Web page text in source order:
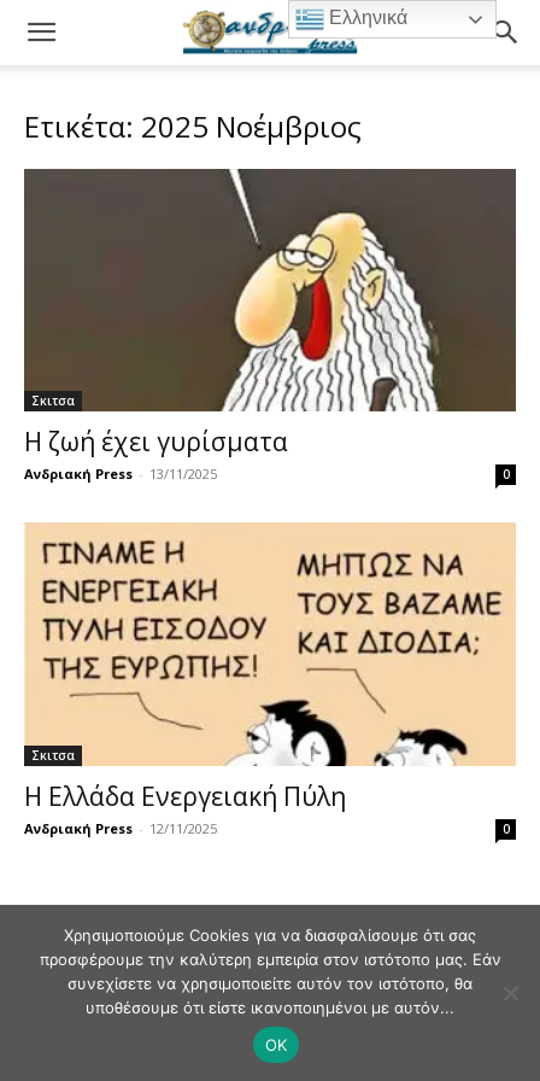
Ετικέτα: 2025 Νοέμβριος
Σκιτσα
Η ζωή έχει γυρίσματα
Ανδριακή Press - 13/11/2025 0
Σκιτσα
Η Ελλάδα Ενεργειακή Πύλη
Ανδριακή Press - 12/11/2025 0
© Andriaki Press 2025
Ελληνικά
Χρησιμοποιούμε Cookies για να διασφαλίσουμε ότι σας
προσφέρουμε την καλύτερη εμπειρία στον ιστότοπο μας. Εάν
συνεχίσετε να χρησιμοποιείτε αυτόν τον ιστότοπο, θα
υποθέσουμε ότι είστε ικανοποιημένοι με αυτόν...
OK